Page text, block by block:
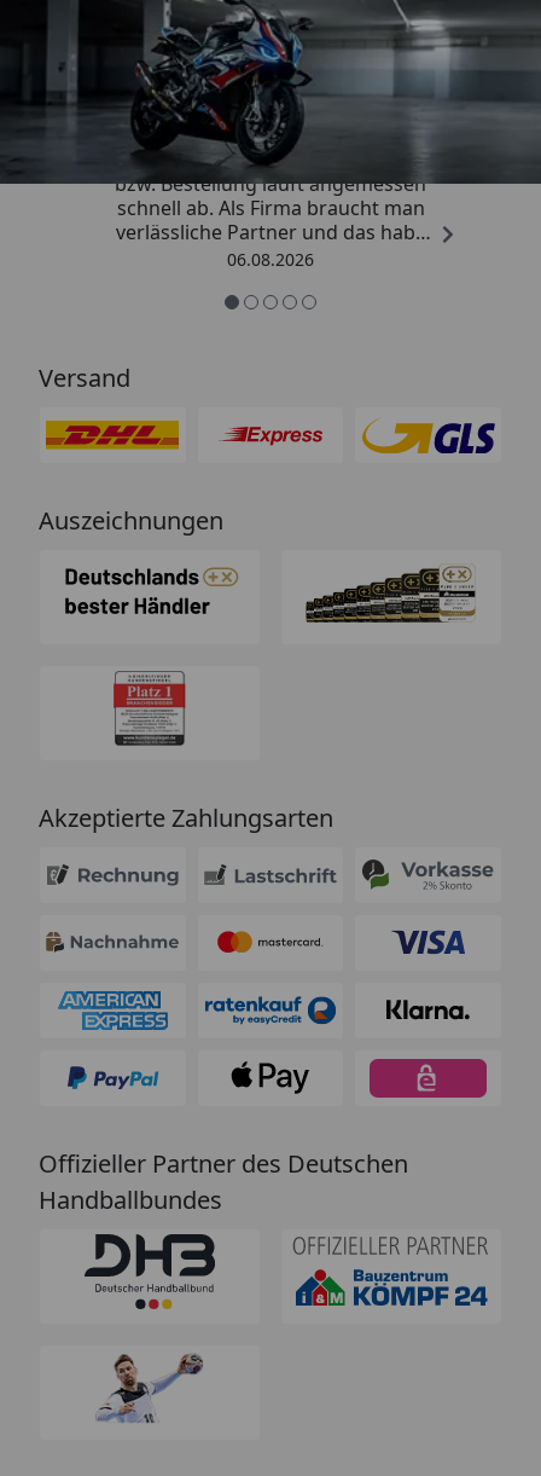
Trusted Shops
4,85/ 5
„Die Abwicklung eines Auftrages
bzw. Bestellung läuft angemessen
schnell ab. Als Firma braucht man
verlässliche Partner und das habe
ich hier gefunden.“
06.08.2026
Versand
Auszeichnungen
Akzeptierte Zahlungsarten
Offizieller Partner des Deutschen
Handballbundes